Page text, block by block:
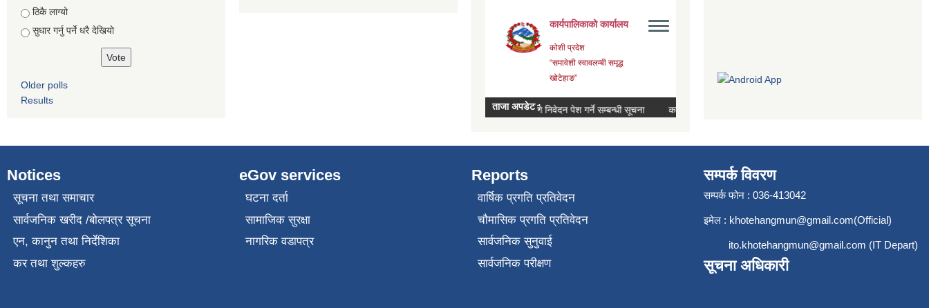
ठिकै लाग्यो
सुधार गर्नु पर्ने धरै देखियाे
Older polls
Results
Notices
सूचना तथा समाचार
सार्वजनिक खरीद /बोलपत्र सूचना
एन, कानुन तथा निर्देशिका
कर तथा शुल्कहरु
eGov services
घटना दर्ता
सामाजिक सुरक्षा
नागरिक वडापत्र
Reports
वार्षिक प्रगति प्रतिवेदन
चौमासिक प्रगति प्रतिवेदन
सार्वजनिक सुनुवाई
सार्वजनिक परीक्षण
सम्पर्क विवरण
सम्पर्क फोन : 036-413042
इमेल : khotehangmun@gmail.com(Official)
ito.khotehangmun@gmail.com (IT Depart)
सूचना अधिकारी